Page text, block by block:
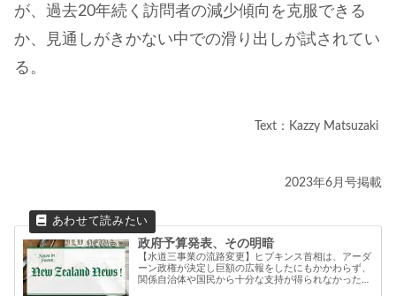
が、過去20年続く訪問者の減少傾向を克服できる
か、見通しがきかない中での滑り出しが試されてい
る。
Text：Kazzy Matsuzaki
2023年6月号掲載
政府予算発表、その明暗
【水道三事業の流路変更】ヒプキンス首相は、アーダ
ーン政権が決定し巨額の広報をしたにもかかわらず、
関係自治体や国民から十分な支持が得られなかった